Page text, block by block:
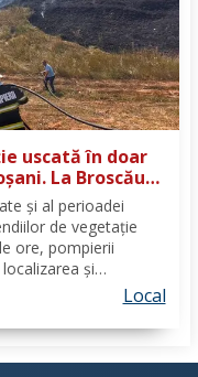
uscată în doar
La Broscăuți
și al perioadei
de vegetație
ore, pompierii
și
uscată,
Broscăuți –...
Local